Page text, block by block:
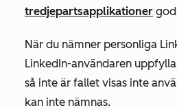
tredjepartsapplikationer
När du nämner personliga
LinkedIn-användaren
så inte är fallet visas inte
kan inte nämnas.